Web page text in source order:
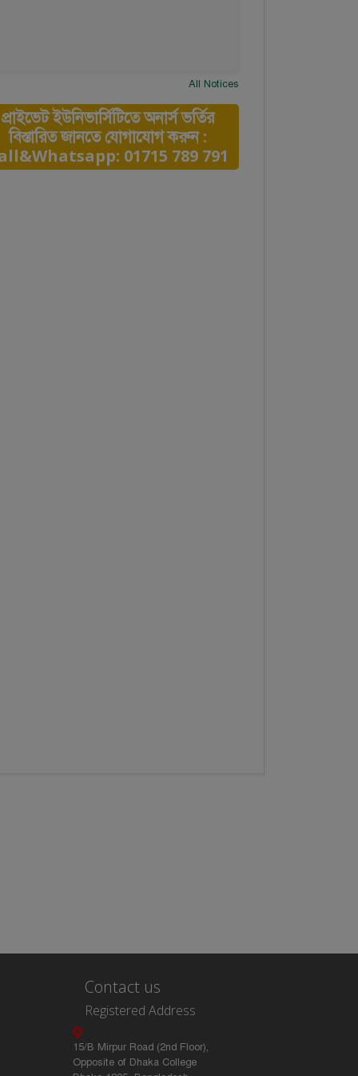
All Notices
প্রাইভেট ইউনিভার্সিটিতে অনার্স ভর্তির
বিস্তারিত জানতে যোগাযোগ করুন :
01715 789 791
Contact us
Registered Address
15/B Mirpur Road (2nd Floor),
Opposite of Dhaka College